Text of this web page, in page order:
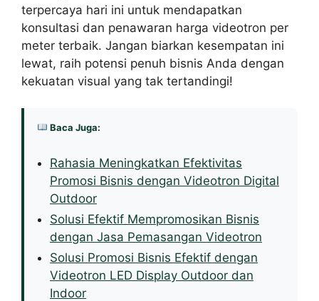
terpercaya hari ini untuk mendapatkan
konsultasi dan penawaran harga videotron per
meter terbaik. Jangan biarkan kesempatan ini
lewat, raih potensi penuh bisnis Anda dengan
kekuatan visual yang tak tertandingi!
Baca Juga:
Rahasia Meningkatkan Efektivitas
Promosi Bisnis dengan Videotron Digital
Outdoor
Solusi Efektif Mempromosikan Bisnis
dengan Jasa Pemasangan Videotron
Solusi Promosi Bisnis Efektif dengan
Videotron LED Display Outdoor dan
Indoor